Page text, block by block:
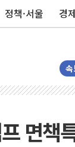
정책·서울 경제
면책